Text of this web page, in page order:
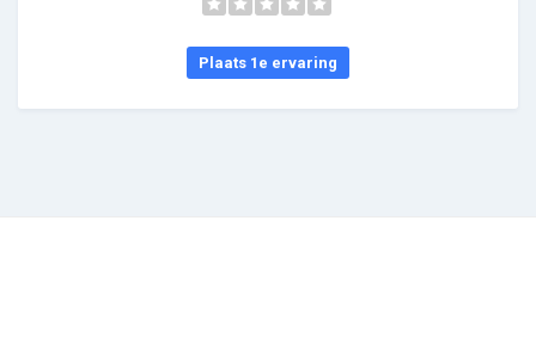
Plaats 1e ervaring